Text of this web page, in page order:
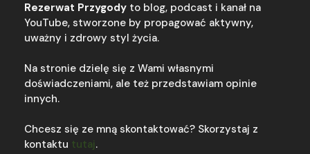
Rezerwat Przygody to blog, podcast i kanał na
YouTube, stworzone by propagować aktywny,
uważny i zdrowy styl życia.
Na stronie dzielę się z Wami własnymi
doświadczeniami, ale też przedstawiam opinie
innych.
Chcesz się ze mną skontaktować? Skorzystaj z
kontaktu tutaj.